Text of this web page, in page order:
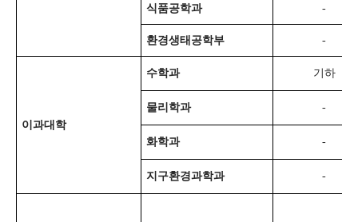
식품공학과 -
환경생태공학부 -
이과대학
수학과 기하
물리학과 -
화학과 -
지구환경과학과 -